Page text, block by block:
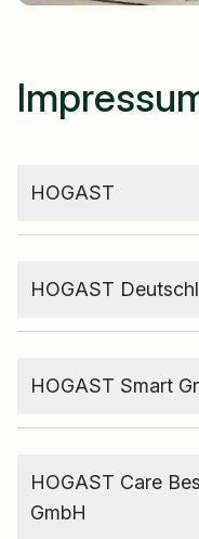
HOGAST
HOGAST
HOGAST Smart
HOGAST Care
GmbH